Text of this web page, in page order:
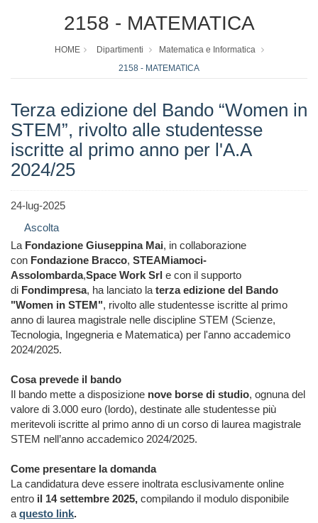
2158 - MATEMATICA
HOME Dipartimenti
Matematica e Informatica
2158 - MATEMATICA
Terza edizione del Bando “Women in
STEM”, rivolto alle studentesse
iscritte al primo anno per l'A.A
2024/25
24-lug-2025
Ascolta
La Fondazione Giuseppina Mai, in collaborazione
con Fondazione Bracco, STEAMiamoci-
Assolombarda,Space Work Srl e con il supporto
di Fondimpresa, ha lanciato laterza edizione del Bando
"Women in STEM", rivolto alle studentesse iscritte al primo
anno di laurea magistrale nelle discipline STEM (Scienze,
Tecnologia, Ingegneria e Matematica) per l'anno accademico
2024/2025.
Cosa prevede il bando
Il bando mette a disposizione nove borse di studio, ognuna del
valore di 3.000 euro (lordo), destinate alle studentesse più
meritevoli iscritte al primo anno di un corso di laurea magistrale
STEM nell’anno accademico 2024/2025.
Come presentare la domanda
La candidatura deve essere inoltrata esclusivamente online
entro il 14 settembre 2025, compilando il modulo disponibile
aquesto link.